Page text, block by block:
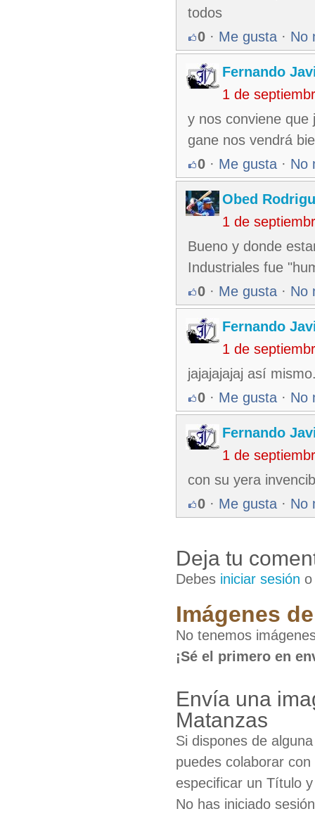
todos
0 · Me gusta · No
Fernando
1 de
y nos conviene que
gane nos vendrá
0 · Me gusta · No
Obed
1 de
Bueno y donde
Industriales fue
0 · Me gusta · No
Fernando
1 de
jajajajajaj así
0 · Me gusta · No
Fernando
1 de
con su yera
0 · Me gusta · No
Deja tu
Debes iniciar sesión
Imágenes
No tenemos
¡Sé el primero en
Envía una
Matanzas
Si dispones de
puedes colaborar
especificar un Título
No has iniciado